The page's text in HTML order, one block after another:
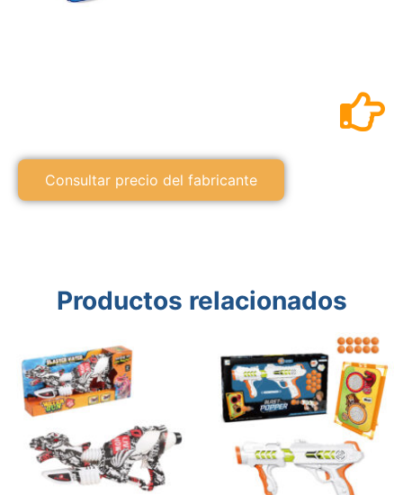
Consultar precio del fabricante
Productos relacionados